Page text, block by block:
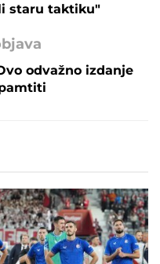
staru taktiku"
odvažno izdanje